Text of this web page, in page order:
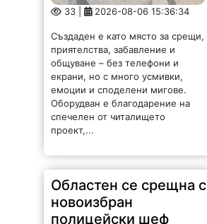
33 | 2026-08-06 15:36:34
Създаден е като място за срещи,
приятелства, забавление и
общуване – без телефони и
екрани, но с много усмивки,
емоции и споделени мигове.
Оборудван е благодарение на
спечелен от читалището
Областен се срещна с
новоизбран
полицейски шеф